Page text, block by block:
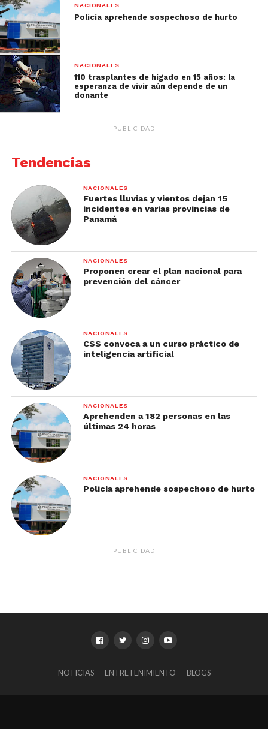
NACIONALES
Policía aprehende sospechoso de hurto
NACIONALES
110 trasplantes de hígado en 15 años: la
esperanza de vivir aún depende de un
donante
PUBLICIDAD
Tendencias
NACIONALES
Fuertes lluvias y vientos dejan 15
incidentes en varias provincias de
Panamá
NACIONALES
Proponen crear el plan nacional para
prevención del cáncer
NACIONALES
CSS convoca a un curso práctico de
inteligencia artificial
NACIONALES
Aprehenden a 182 personas en las
últimas 24 horas
NACIONALES
Policía aprehende sospechoso de hurto
PUBLICIDAD
NOTICIAS ENTRETENIMIENTO BLOGS